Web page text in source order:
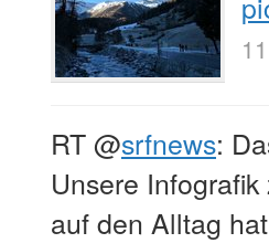
RT@srfnews:
Unsere
auf den Alltag